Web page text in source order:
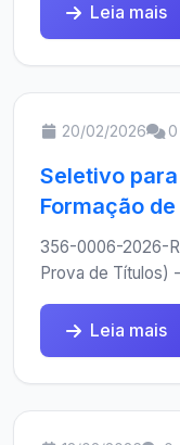
Leia mais
20/02/2026 0
Seletivo
Formação de
356-0006-2026-
Prova de Títulos)
Leia mais